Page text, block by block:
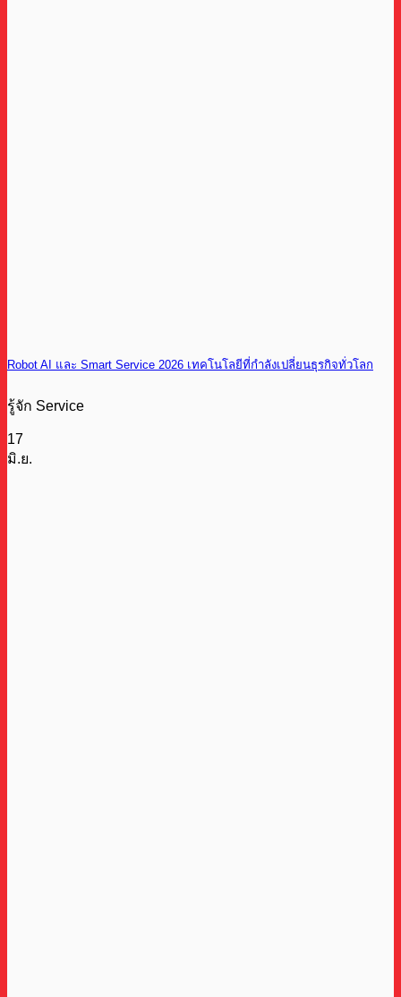
Robot AI และ Smart Service 2026 เทคโนโลยีที่กำลังเปลี่ยนธุรกิจทั่วโลก
รู้จัก Service
17
มิ.ย.